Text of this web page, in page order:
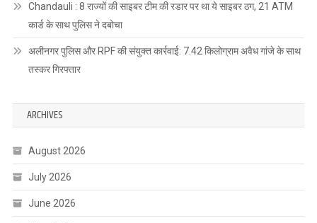
Chandauli : 8 राज्यों की साइबर टीम की रडार पर था ये साइबर ठग, 21 ATM
कार्ड के साथ पुलिस ने दबोचा
अलीनगर पुलिस और RPF की संयुक्त कार्रवाई: 7.42 किलोग्राम अवैध गांजे के साथ
तस्कर गिरफ्तार
ARCHIVES
August 2026
July 2026
June 2026